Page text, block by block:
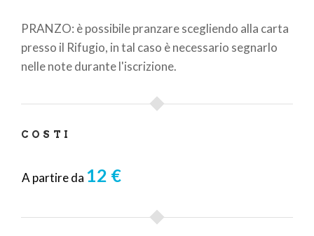
PRANZO: è possibile pranzare scegliendo alla carta
presso il Rifugio, in tal caso è necessario segnarlo
nelle note durante l'iscrizione.
COSTI
A partire da 12 €